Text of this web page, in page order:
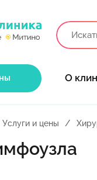
О
Услуги и цены